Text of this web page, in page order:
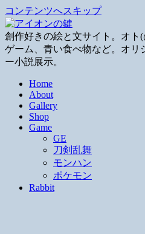
コンテンツへスキップ
創作好きの絵と文サイト。オト
ゲーム、青い食べ物など。オリ
ー小説展示。
Home
About
Gallery
Shop
Game
GE
刀剣乱舞
モンハン
ポケモン
Rabbit